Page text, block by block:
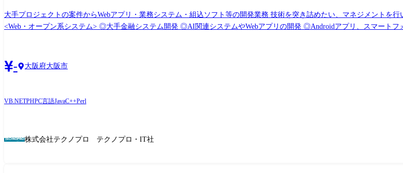
大手プロジェクトの案件からWebアプリ・業務システム・組込ソフト等の開発業務 技術を突き詰めたい、マネジメントを行いたい
<Web・オープン系システム> ◎大手金融システム開発 ◎AI関連システムやWebアプリの開発 ◎Androidアプリ、スマートフォ
- 大阪府大阪市
VB.NETPHPC言語JavaC++Perl
株式会社テクノプロ テクノプロ・IT社